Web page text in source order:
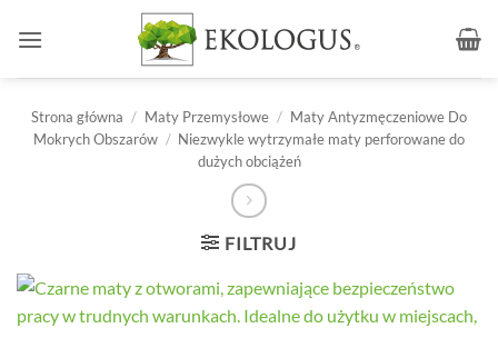
Strona główna / Maty Przemysłowe / Maty Antyzmęczeniowe Do
Mokrych Obszarów / Niezwykle wytrzymałe maty perforowane do
dużych obciążeń
FILTRUJ